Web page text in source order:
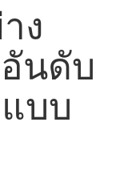
ง
นดับ
บบ